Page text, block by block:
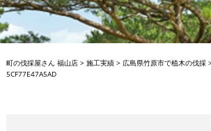
町の伐採屋さん 福山店> 施工実績> 広島県竹原市で植木の伐採
5CF77E47A5AD